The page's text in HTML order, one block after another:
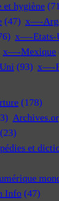
et hygiène
(47) x—-
x—-Etats-
x—-Mexique
(93) x—-
(178)
(23)
et
Info (47)